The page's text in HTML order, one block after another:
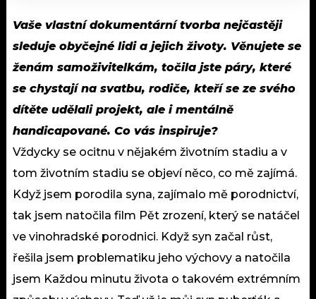
Vaše vlastní dokumentární tvorba nejčastěji
sleduje obyčejné lidi a jejich životy. Věnujete se
ženám samoživitelkám, točila jste páry, které
se chystají na svatbu, rodiče, kteří se ze svého
dítěte udělali projekt, ale i mentálně
handicapované. Co vás inspiruje?
Vždycky se ocitnu v nějakém životním stadiu a v
tom životním stadiu se objeví něco, co mě zajímá.
Když jsem porodila syna, zajímalo mě porodnictví,
tak jsem natočila film Pět zrození, který se natáčel
ve vinohradské porodnici. Když syn začal růst,
řešila jsem problematiku jeho výchovy a natočila
jsem Každou minutu života o takovém extrémním